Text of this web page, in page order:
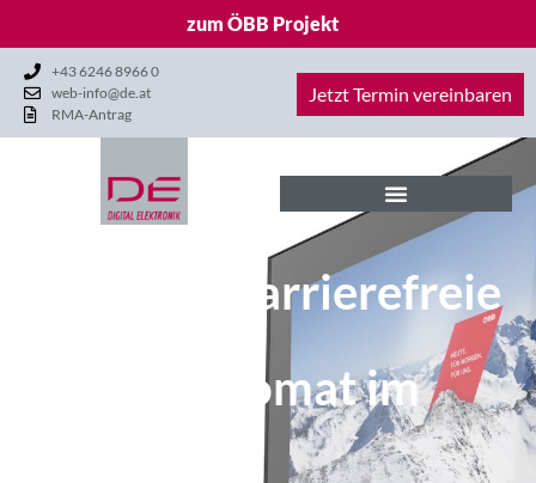
zum ÖBB Projekt
+43 6246 8966 0
web-info@de.at
RMA-Antrag
Jetzt Termin vereinbaren
Der neue barrierefreie
Ticket Automat im